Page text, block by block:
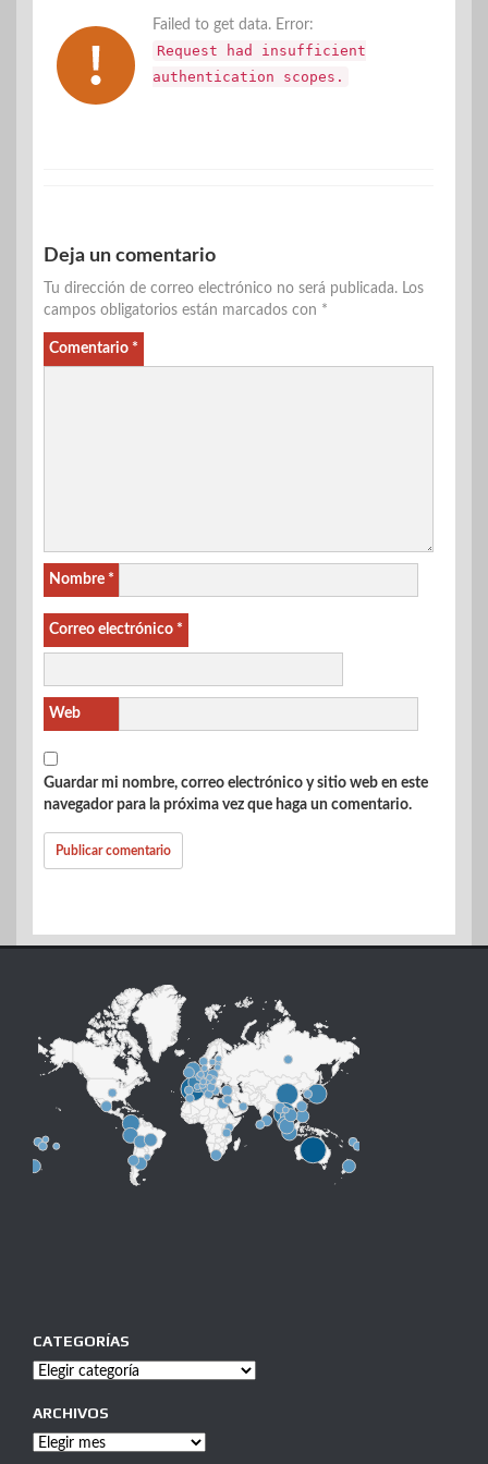
Failed to get data. Error:
Request had insufficient
authentication scopes.
Deja un comentario
Tu dirección de correo electrónico no será publicada. Los
campos obligatorios están marcados con *
Comentario *
Nombre *
Correo electrónico *
Web
Guardar mi nombre, correo electrónico y sitio web en este
navegador para la próxima vez que haga un comentario.
CATEGORÍAS
Categorías
ARCHIVOS
Archivos